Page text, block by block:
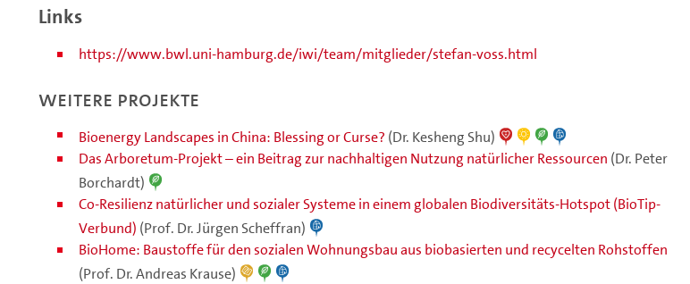
Links
https://www.bwl.uni-hamburg.de/iwi/team/mitglieder/stefan-voss.html
Weitere Projekte
Bioenergy Landscapes in China: Blessing or Curse? (Dr. Kesheng Shu)
Das Arboretum-Projekt – ein Beitrag zur nachhaltigen Nutzung natürlicher Ressourcen (Dr. Peter
Borchardt)
Co-Resilienz natürlicher und sozialer Systeme in einem globalen Biodiversitäts-Hotspot (BioTip-
Verbund) (Prof. Dr. Jürgen Scheffran)
BioHome: Baustoffe für den sozialen Wohnungsbau aus biobasierten und recycelten Rohstoffen
(Prof. Dr. Andreas Krause)